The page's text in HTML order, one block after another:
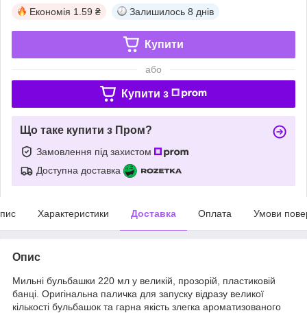
Економія 1.59 ₴ Залишилось 8 днів
Купити
або
Купити з
Що таке купити з Пром?
Замовлення під захистом
Доступна доставка
Характеристики Доставка Оплата Умови
Опис
Мильні бульбашки 220 мл у великій, прозорій, пластиковій
банці. Оригінальна паличка для запуску відразу великої
кількості бульбашок та гарна якість злегка ароматизованого